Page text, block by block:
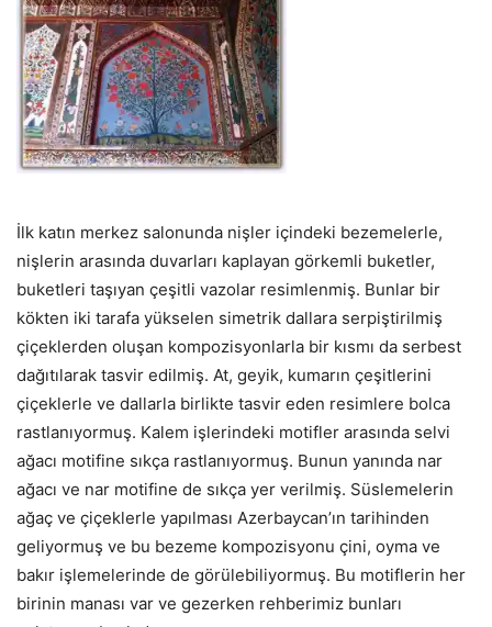
İlk katın merkez salonunda nişler içindeki bezemelerle,
nişlerin arasında duvarları kaplayan görkemli buketler,
buketleri taşıyan çeşitli vazolar resimlenmiş. Bunlar bir
kökten iki tarafa yükselen simetrik dallara serpiştirilmiş
çiçeklerden oluşan kompozisyonlarla bir kısmı da serbest
dağıtılarak tasvir edilmiş. At, geyik, kumarın çeşitlerini
çiçeklerle ve dallarla birlikte tasvir eden resimlere bolca
rastlanıyormuş. Kalem işlerindeki motifler arasında selvi
ağacı motifine sıkça rastlanıyormuş. Bunun yanında nar
ağacı ve nar motifine de sıkça yer verilmiş. Süslemelerin
ağaç ve çiçeklerle yapılması Azerbaycan’ın tarihinden
geliyormuş ve bu bezeme kompozisyonu çini, oyma ve
bakır işlemelerinde de görülebiliyormuş. Bu motiflerin her
birinin manası var ve gezerken rehberimiz bunları